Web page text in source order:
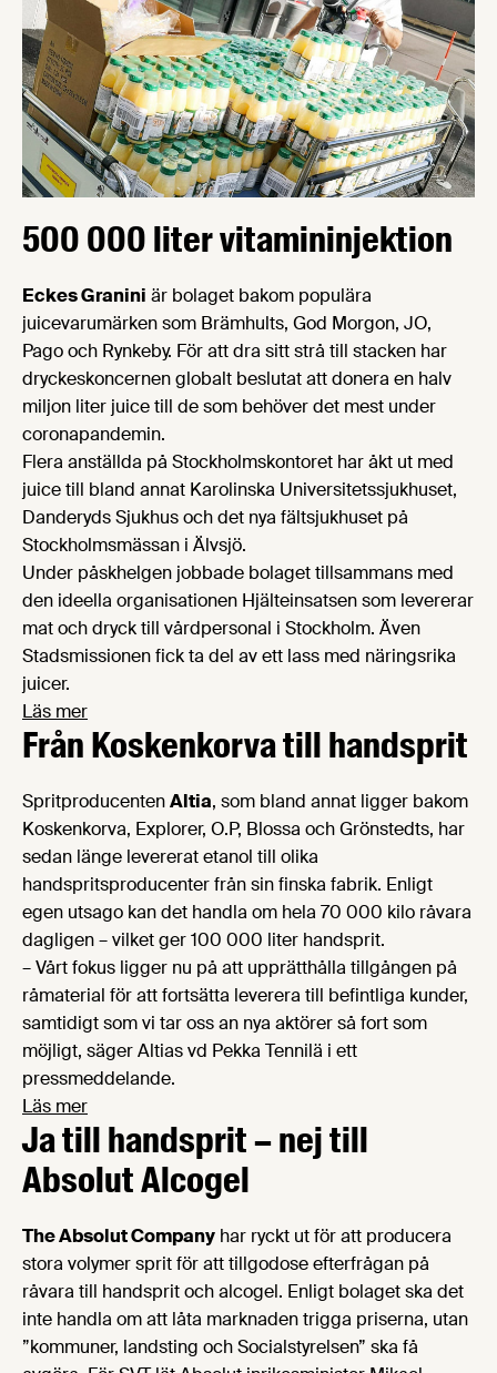
500 000 liter vitamininjektion
Eckes Granini är bolaget bakom populära
juicevarumärken som Brämhults, God Morgon, JO,
Pago och Rynkeby. För att dra sitt strå till stacken har
dryckeskoncernen globalt beslutat att donera en halv
miljon liter juice till de som behöver det mest under
coronapandemin.
Flera anställda på Stockholmskontoret har åkt ut med
juice till bland annat Karolinska Universitetssjukhuset,
Danderyds Sjukhus och det nya fältsjukhuset på
Stockholmsmässan i Älvsjö.
Under påskhelgen jobbade bolaget tillsammans med
den ideella organisationen Hjälteinsatsen som levererar
mat och dryck till vårdpersonal i Stockholm. Även
Stadsmissionen fick ta del av ett lass med näringsrika
juicer.
Läs mer
Från Koskenkorva till handsprit
SpritproducentenAltia, som bland annat ligger bakom
Koskenkorva, Explorer, O.P, Blossa och Grönstedts, har
sedan länge levererat etanol till olika
handspritsproducenter från sin finska fabrik. Enligt
egen utsago kan det handla om hela 70 000 kilo råvara
dagligen – vilket ger 100 000 liter handsprit.
– Vårt fokus ligger nu på att upprätthålla tillgången på
råmaterial för att fortsätta leverera till befintliga kunder,
samtidigt som vi tar oss an nya aktörer så fort som
möjligt, säger Altias vd Pekka Tennilä i ett
pressmeddelande.
Läs mer
Ja till handsprit – nej till
Absolut Alcogel
The Absolut Company har ryckt ut för att producera
stora volymer sprit för att tillgodose efterfrågan på
råvara till handsprit och alcogel. Enligt bolaget ska det
inte handla om att låta marknaden trigga priserna, utan
”kommuner, landsting och Socialstyrelsen” ska få